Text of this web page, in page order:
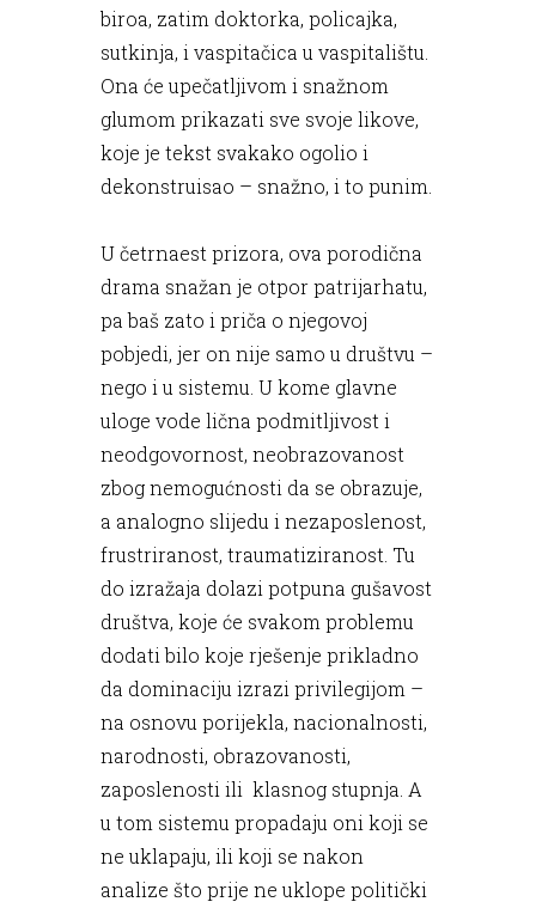
biroa, zatim doktorka, policajka,
sutkinja, i vaspitačica u vaspitalištu.
Ona će upečatljivom i snažnom
glumom prikazati sve svoje likove,
koje je tekst svakako ogolio i
dekonstruisao – snažno, i to punim.
U četrnaest prizora, ova porodična
drama snažan je otpor patrijarhatu,
pa baš zato i priča o njegovoj
pobjedi, jer on nije samo u društvu –
nego i u sistemu. U kome glavne
uloge vode lična podmitljivost i
neodgovornost, neobrazovanost
zbog nemogućnosti da se obrazuje,
a analogno slijedu i nezaposlenost,
frustriranost, traumatiziranost. Tu
do izražaja dolazi potpuna gušavost
društva, koje će svakom problemu
dodati bilo koje rješenje prikladno
da dominaciju izrazi privilegijom –
na osnovu porijekla, nacionalnosti,
narodnosti, obrazovanosti,
zaposlenosti ili klasnog stupnja. A
u tom sistemu propadaju oni koji se
ne uklapaju, ili koji se nakon
analize što prije ne uklope politički